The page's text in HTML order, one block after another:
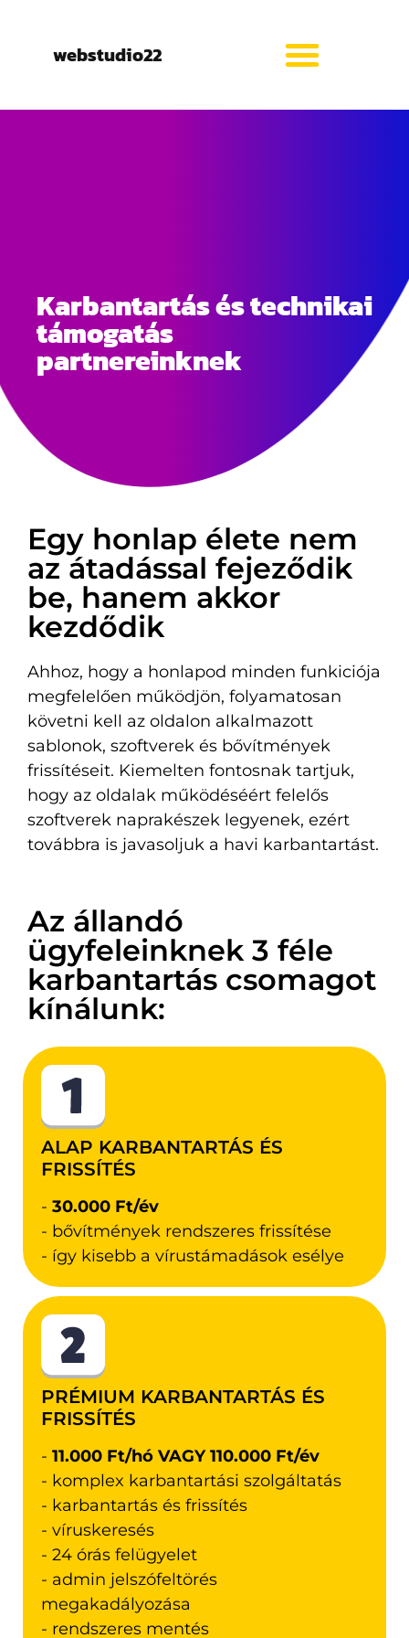
webstudio22
Karbantartás és technikai
támogatás
partnereinknek
Egy honlap élete nem
az átadással fejeződik
be, hanem akkor
kezdődik
Ahhoz, hogy a honlapod minden funkiciója
megfelelően működjön, folyamatosan
követni kell az oldalon alkalmazott
sablonok, szoftverek és bővítmények
frissítéseit. Kiemelten fontosnak tartjuk,
hogy az oldalak működéséért felelős
szoftverek naprakészek legyenek, ezért
továbbra is javasoljuk a havi karbantartást.
Az állandó
ügyfeleinknek 3 féle
karbantartás csomagot
kínálunk:
ALAP KARBANTARTÁS ÉS
FRISSÍTÉS
- 30.000 Ft/év
- bővítmények rendszeres frissítése
- így kisebb a vírustámadások esélye
PRÉMIUM KARBANTARTÁS ÉS
FRISSÍTÉS
- 11.000 Ft/hó VAGY 110.000 Ft/év
- komplex karbantartási szolgáltatás
- karbantartás és frissítés
- víruskeresés
- 24 órás felügyelet
- admin jelszófeltörés
megakadályozása
- rendszeres mentés